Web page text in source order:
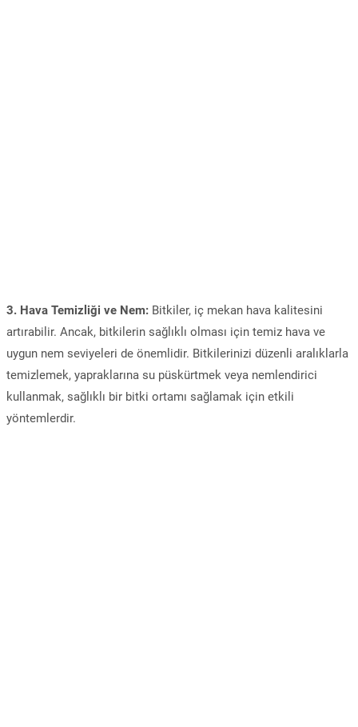
3. Hava Temizliği ve Nem: Bitkiler, iç mekan hava kalitesini
artırabilir. Ancak, bitkilerin sağlıklı olması için temiz hava ve
uygun nem seviyeleri de önemlidir. Bitkilerinizi düzenli aralıklarla
temizlemek, yapraklarına su püskürtmek veya nemlendirici
kullanmak, sağlıklı bir bitki ortamı sağlamak için etkili
yöntemlerdir.